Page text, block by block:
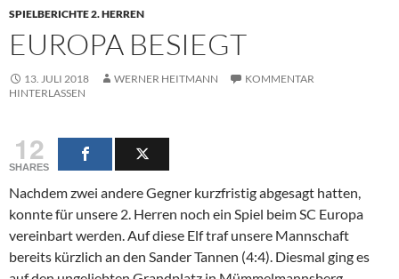
SPIELBERICHTE 2. HERREN
EUROPA BESIEGT
13. JULI 2018 WERNER HEITMANN
KOMMENTAR
HINTERLASSEN
12
SHARES
Nachdem zwei andere Gegner kurzfristig abgesagt hatten,
konnte für unsere 2. Herren noch ein Spiel beim SC Europa
vereinbart werden. Auf diese Elf traf unsere Mannschaft
bereits kürzlich an den Sander Tannen (4:4). Diesmal ging es